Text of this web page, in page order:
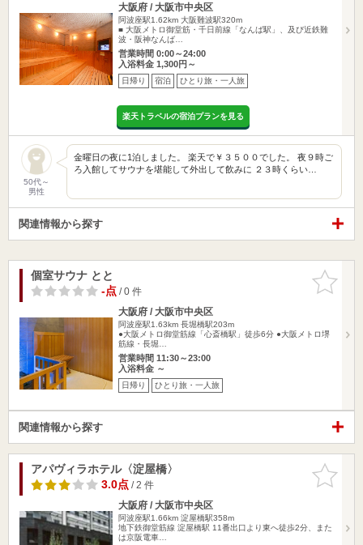
大阪府 / 大阪市中央区
阿波座駅1.62km 大阪難波駅320m
■ 大阪メトロ御堂筋・千日前線「なんば駅」、及び近鉄難
波・阪神なんば…
営業時間 0:00～24:00
入浴料金 1,300円～
日帰り 宿泊 ひとり旅・一人旅
楽天トラベルの宿泊プランを見る
50代～
男性
金曜日の夜に1泊しました。 楽天で￥３５００でした。 夜９時ご
ろ入館してサウナを堪能して外出して飲みに ２３時くらい…
関連情報から探す
お気に入
りに追加
個室サウナ とと
-点/ 0 件
大阪府 / 大阪市中央区
阿波座駅1.63km 長堀橋駅203m
●大阪メトロ御堂筋線「心斎橋駅」徒歩6分 ●大阪メトロ堺
筋線・長堀…
営業時間 11:30～23:00
入浴料金 ～
日帰り ひとり旅・一人旅
関連情報から探す
お気に入
りに追加
アパヴィラホテル〈淀屋橋〉
3.0点/ 2 件
大阪府 / 大阪市中央区
阿波座駅1.66km 淀屋橋駅358m
地下鉄御堂筋線 淀屋橋駅 11番出口より東へ徒歩2分、また
は京阪電車…